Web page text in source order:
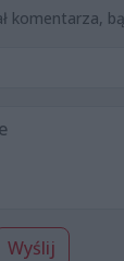
komentarza,
Wyślij